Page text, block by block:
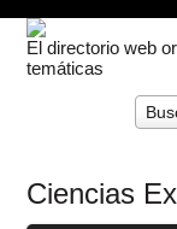
El directorio web
temáticas
Ciencias